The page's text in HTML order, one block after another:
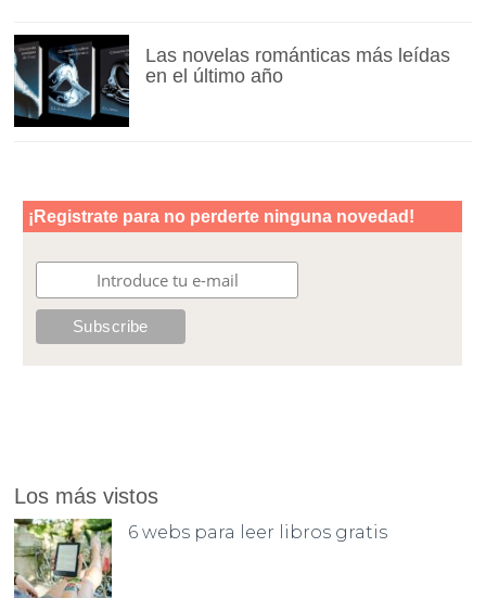
Las novelas románticas más leídas
en el último año
Los más vistos
6 webs para leer libros gratis